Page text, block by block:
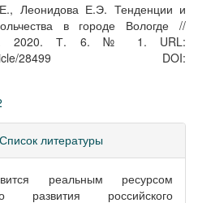
Леонидова Е.Э. Тенденции и
в городе Вологде //
2020. Т. 6. № 1. URL:
article/28499 DOI:
Список литературы
реальным ресурсом
развития российского